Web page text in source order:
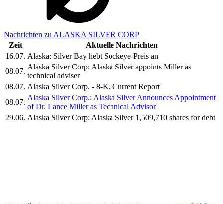
Nachrichten zu ALASKA SILVER CORP
Zeit
Aktuelle Nachrichten
16.07. Alaska: Silver Bay hebt Sockeye-Preis an
08.07.
Alaska Silver Corp: Alaska Silver appoints Miller as
technical adviser
08.07. Alaska Silver Corp. - 8-K, Current Report
08.07.
Alaska Silver Corp.: Alaska Silver Announces Appointment
of Dr. Lance Miller as Technical Advisor
29.06. Alaska Silver Corp: Alaska Silver 1,509,710 shares for debt